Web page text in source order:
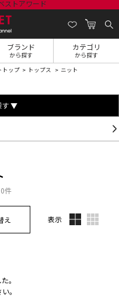
ブランド
から探す
カテゴリ
から探す
トップ トップス ニット
す ▼
0件
え 表示
。
。